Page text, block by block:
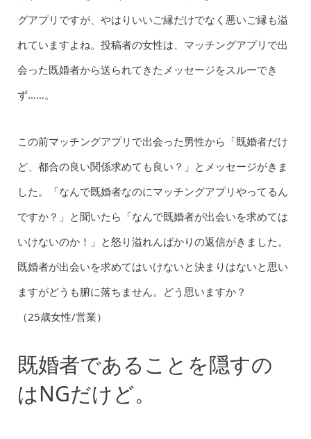
グアプリですが、やはりいいご縁だけでなく悪いご縁も溢
れていますよね。投稿者の女性は、マッチングアプリで出
会った既婚者から送られてきたメッセージをスルーでき
ず……。
この前マッチングアプリで出会った男性から「既婚者だけ
ど、都合の良い関係求めても良い？」とメッセージがきま
した。「なんで既婚者なのにマッチングアプリやってるん
ですか？」と聞いたら「なんで既婚者が出会いを求めては
いけないのか！」と怒り溢れんばかりの返信がきました。
既婚者が出会いを求めてはいけないと決まりはないと思い
ますがどうも腑に落ちません。どう思いますか？
（25歳女性/営業）
既婚者であることを隠すの
はNGだけど。